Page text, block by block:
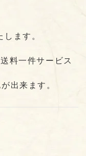
ます。
料一件サービス
出来ます。